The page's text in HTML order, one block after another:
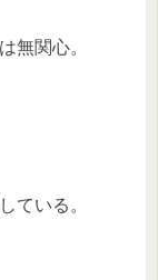
無関心。
ている。